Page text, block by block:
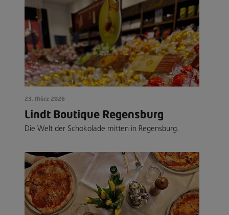
23. März 2026
Lindt Boutique Regensburg
Die Welt der Schokolade mitten in Regensburg.